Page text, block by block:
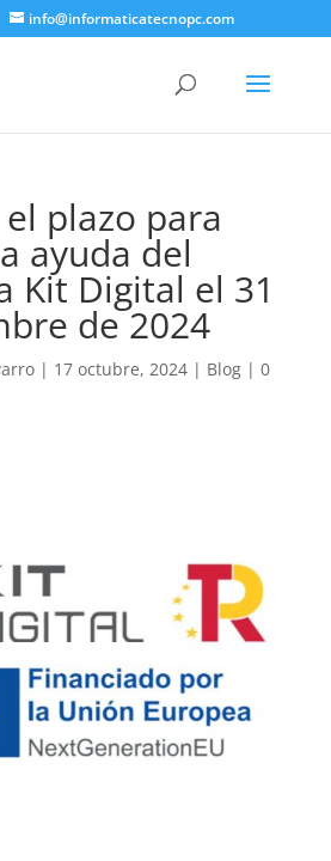
info@informaticatecnopc.com
el plazo para
ayuda del
Kit Digital el 31
de 2024
| 17 octubre, 2024| Blog| 0